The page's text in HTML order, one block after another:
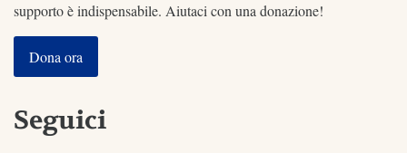
supporto è indispensabile. Aiutaci con una donazione!
Dona ora
Seguici